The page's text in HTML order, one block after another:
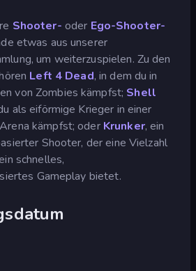
Shooter- oder Ego-Shooter-
etwas aus unserer
um weiterzuspielen. Zu den
Left 4 Dead, in dem du in
von Zombies kämpfst; Shell
als eiförmige Krieger in einer
kämpfst; oder Krunker, ein
Shooter, der eine Vielzahl
schnelles,
Gameplay bietet.